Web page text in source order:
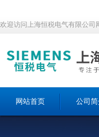
欢迎访问上海恒税电气有限公司
网站首页 公司简